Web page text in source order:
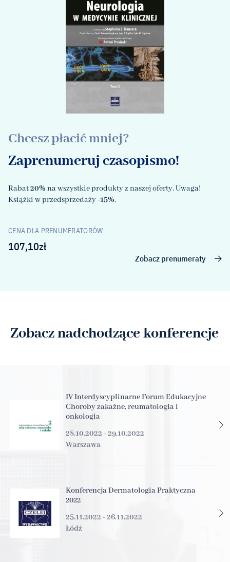
Chcesz płacić mniej?
Zaprenumeruj czasopismo!
Rabat20% na wszystkie produkty z naszej oferty. Uwaga!
Książki w przedsprzedaży-15%.
CENA DLA PRENUMERATORÓW
107,10zł
Zobacz prenumeraty
Zobacz nadchodzące konferencje
IV Interdyscyplinarne Forum Edukacyjne
Choroby zakaźne, reumatologia i
onkologia
28.10.2022 - 29.10.2022
Warszawa
Konferencja Dermatologia Praktyczna
2022
25.11.2022 - 26.11.2022
Łódź